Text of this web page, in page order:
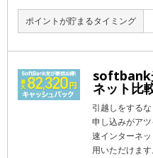
ポイントが貯まるタイミング
softbank
ネット比
引越しをする
申し込みがア
速インターネ
用いただけま